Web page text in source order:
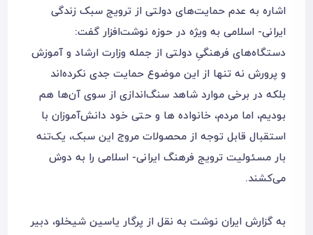
اشاره به عدم حمایت‌های دولتی از ترویج سبک زندگی
ایرانی- اسلامی به ‌ویژه در حوزه نوشت‌‌افزار گفت:
دستگاه‌های فرهنگیِ دولتی از جمله وزارت ارشاد و آموزش
و پرورش نه تنها از این موضوع حمایت جدی نکرده‌‌اند
بلکه در برخی موارد شاهد سنگ‌‌اندازی از سوی آن‌ها هم
بودیم، اما مردم، خانواده ها و حتی خود دانش‌‌آموزان با
استقبال قابل توجه از محصولات مروج این سبک، یک‌‌تنه
بار مسئولیت ترویج فرهنگ ایرانی- اسلامی را به دوش
می‌‌کشند.
به گزارش ایران نوشت به نقل از پرگار یاسین شیخلو، دبیر